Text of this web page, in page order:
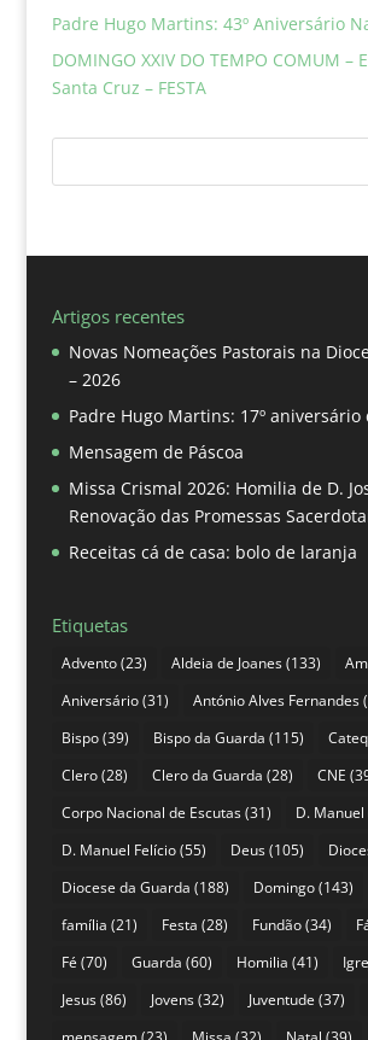
Padre Hugo Martins: 43º Aniversário
DOMINGO XXIV DO TEMPO COMUM –
Santa Cruz – FESTA
Artigos recentes
Novas Nomeações Pastorais na
– 2026
Padre Hugo Martins: 17º aniversário
Mensagem de Páscoa
Missa Crismal 2026: Homilia de D.
Renovação das Promessas
Receitas cá de casa: bolo de laranja
Etiquetas
Advento(23) Aldeia de Joanes(133)
Aniversário(31) António Alves Fernandes
Bispo(39) Bispo da Guarda (115)
Clero(28) Clero da Guarda (28) CNE
Corpo Nacional de Escutas(31) D. Manuel
D. Manuel Felício(55) Deus(105)
Diocese da Guarda (188) Domingo(143)
família (21) Festa (28) Fundão(34)
Fé (70) Guarda (60) Homilia (41)
Jesus(86) Jovens(32) Juventude (37)